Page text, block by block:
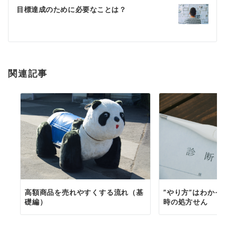
ゲ
シ
ン
目標達成のために必要なことは？
関連記事
高額商品を売れやすくする流れ（基
礎編）
”やり方”はわか
時の処方せん